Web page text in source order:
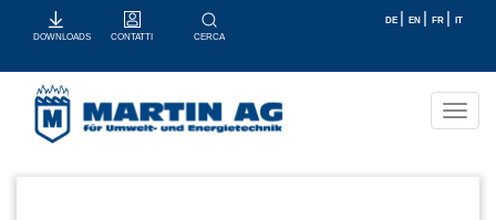
DOWNLOADS CONTATTI CERCA
DE | EN | FR | IT